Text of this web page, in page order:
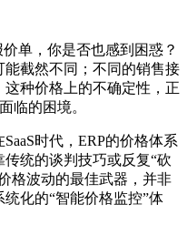
单，你是否也感到困惑？
截然不同；不同的销售接
种价格上的不确定性，正
临的困境。
时代，ERP的价格体系
统的谈判技巧或反复“砍
格波动的最佳武器，并非
化的“智能价格监控”体